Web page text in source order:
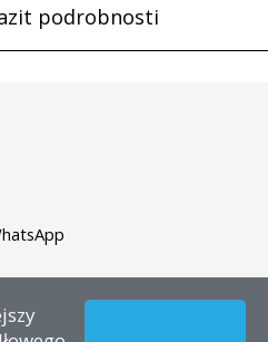
podrobnosti
– Dianormet - Všechna práva